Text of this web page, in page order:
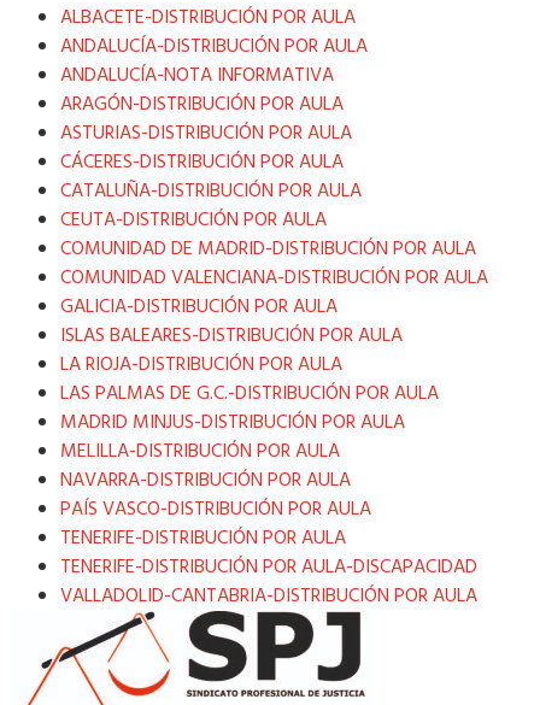
ALBACETE-DISTRIBUCIÓN POR AULA
ANDALUCÍA-DISTRIBUCIÓN POR AULA
ANDALUCÍA-NOTA INFORMATIVA
ARAGÓN-DISTRIBUCIÓN POR AULA
ASTURIAS-DISTRIBUCIÓN POR AULA
CÁCERES-DISTRIBUCIÓN POR AULA
CATALUÑA-DISTRIBUCIÓN POR AULA
CEUTA-DISTRIBUCIÓN POR AULA
COMUNIDAD DE MADRID-DISTRIBUCIÓN POR AULA
COMUNIDAD VALENCIANA-DISTRIBUCIÓN POR AULA
GALICIA-DISTRIBUCIÓN POR AULA
ISLAS BALEARES-DISTRIBUCIÓN POR AULA
LA RIOJA-DISTRIBUCIÓN POR AULA
LAS PALMAS DE G.C.-DISTRIBUCIÓN POR AULA
MADRID MINJUS-DISTRIBUCIÓN POR AULA
MELILLA-DISTRIBUCIÓN POR AULA
NAVARRA-DISTRIBUCIÓN POR AULA
PAÍS VASCO-DISTRIBUCIÓN POR AULA
TENERIFE-DISTRIBUCIÓN POR AULA
TENERIFE-DISTRIBUCIÓN POR AULA-DISCAPACIDAD
VALLADOLID-CANTABRIA-DISTRIBUCIÓN POR AULA